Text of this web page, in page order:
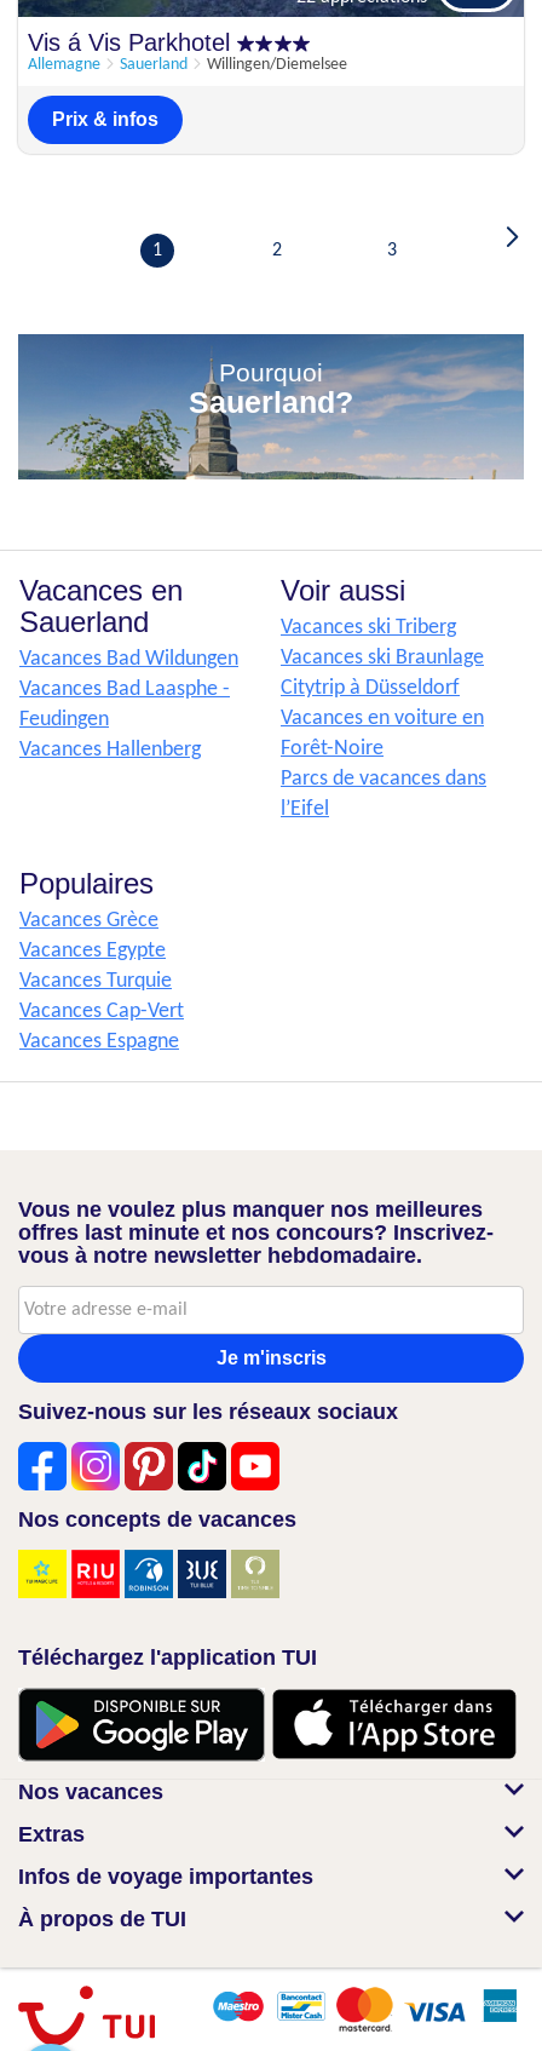
22 appréciations
Vis á Vis Parkhotel
Allemagne Sauerland Willingen/Diemelsee
Prix & infos
1 2 3
Pourquoi
Sauerland?
Vacances en
Sauerland
Vacances Bad Wildungen
Vacances Bad Laasphe -
Feudingen
Vacances Hallenberg
Voir aussi
Vacances ski Triberg
Vacances ski Braunlage
Citytrip à Düsseldorf
Vacances en voiture en
Forêt-Noire
Parcs de vacances dans
l’Eifel
Populaires
Vacances Grèce
Vacances Egypte
Vacances Turquie
Vacances Cap-Vert
Vacances Espagne
Vous ne voulez plus manquer nos meilleures
offres last minute et nos concours? Inscrivez-
vous à notre newsletter hebdomadaire.
Je m'inscris
Suivez-nous sur les réseaux sociaux
Nos concepts de vacances
Téléchargez l'application TUI
Nos vacances
Extras
Infos de voyage importantes
À propos de TUI